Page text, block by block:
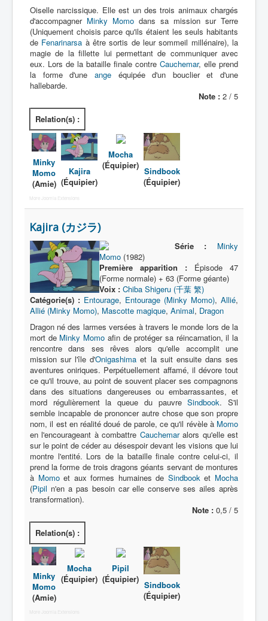
Oiselle narcissique. Elle est un des trois animaux chargés
d'accompagner Minky Momo dans sa mission sur Terre
(Uniquement choisis parce qu'ils étaient les seuls habitants
de Fenarinarsa à être sortis de leur sommeil millénaire), la
magie de la fillette lui permettant de communiquer avec
eux. Lors de la bataille finale contre Cauchemar, elle prend
la forme d'une angeéquipée d'un bouclier et d'une
hallebarde.
Note : 2 / 5
Relation(s) :
Minky
Momo
(Amie)
Kajira
(Équipier)
Mocha
(Équipier) Sindbook
(Équipier)
More Joomla Extensions
Kajira (カジラ)
Série :
Minky
Momo(1982)
Première apparition : Épisode 47
(Forme normale) + 63 (Forme géante)
Voix : Chiba Shigeru (千葉 繁)
Catégorie(s) : Entourage, Entourage (Minky Momo), Allié,
Allié (Minky Momo), Mascotte magique, Animal, Dragon
Dragon né des larmes versées à travers le monde lors de la
mort de Minky Momo afin de protéger sa réincarnation, il la
rencontre dans ses rêves alors qu'elle accomplit une
mission sur l'île d'Onigashima et la suit ensuite dans ses
aventures oniriques. Perpétuellement affamé, il dévore tout
ce qu'il trouve, au point de souvent placer ses compagnons
dans des situations dangereuses ou embarrassantes, et
mord régulièrement la queue du pauvreSindbook. S'il
semble incapable de prononcer autre chose que son propre
nom, il est en réalité doué de parole, ce qu'il révèle à Momo
en l'encourageant à combattre Cauchemaralors qu'elle est
sur le point de céder au désespoir devant les visions que lui
montre l'entité. Lors de la bataille finale contre celui-ci, il
prend la forme de trois dragons géants servant de montures
à Momoet aux formes humaines de Sindbooket Mocha
(Pipil n'en a pas besoin car elle conserve ses ailes après
transformation).
Note : 0,5 / 5
Relation(s) :
Minky
Momo
(Amie)
Mocha
(Équipier)
Pipil
(Équipier) Sindbook
(Équipier)
More Joomla Extensions